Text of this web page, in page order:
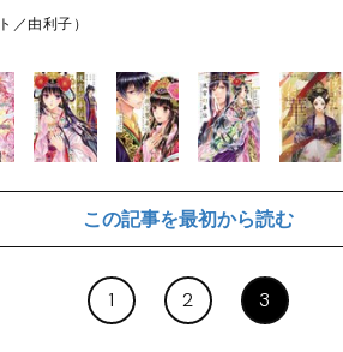
／由利子）
この記事を最初から読む
1 2 3